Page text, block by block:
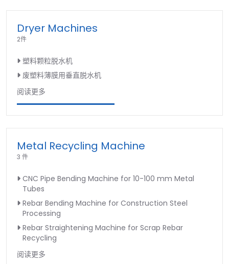
Dryer Machines
2件
塑料颗粒脱水机
废塑料薄膜用垂直脱水机
阅读更多
Metal Recycling Machine
3 件
CNC Pipe Bending Machine for 10-100 mm Metal
Tubes
Rebar Bending Machine for Construction Steel
Processing
Rebar Straightening Machine for Scrap Rebar
Recycling
阅读更多